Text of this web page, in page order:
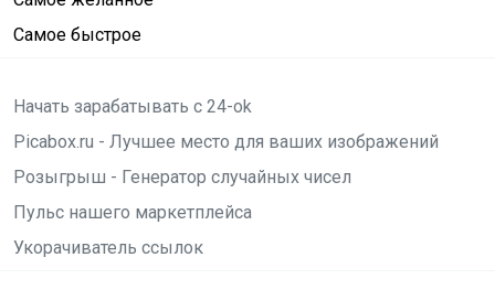
Самое быстрое
Начать зарабатывать с 24-ok
Picabox.ru - Лучшее место для ваших изображений
Розыгрыш - Генератор случайных чисел
Пульс нашего маркетплейса
Укорачиватель ссылок